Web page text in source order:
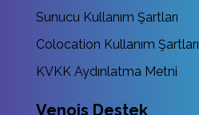
Sunucu Kullanım Şartları
Colocation Kullanım Şartları
KVKK Aydınlatma Metni
Venois Destek